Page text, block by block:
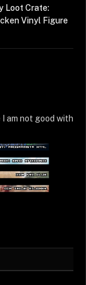
Loot Crate:
Vinyl Figure
am not good with